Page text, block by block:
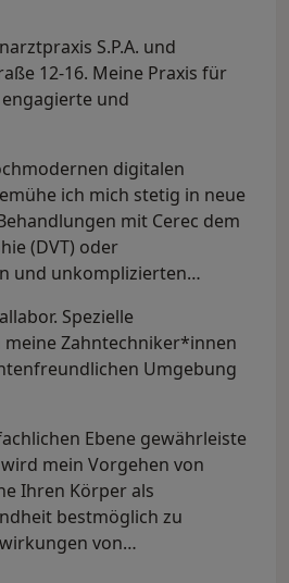
S.P.A. und
12-16. Meine Praxis für
und
digitalen
ich mich stetig in neue
mit Cerec dem
(DVT) oder
und unkomplizierten
Spezielle
Zahntechniker*innen
Umgebung
Ebene gewährleiste
mein Vorgehen von
Ihren Körper als
bestmöglich zu
von